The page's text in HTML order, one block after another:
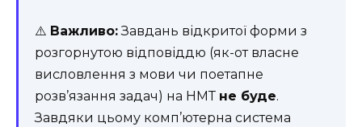
⚠️ Важливо:Завдань відкритої форми з
розгорнутою відповіддю (як-от власне
висловлення з мови чи поетапне
розв’язання задач) на НМТ не буде.
Завдяки цьому комп’ютерна система